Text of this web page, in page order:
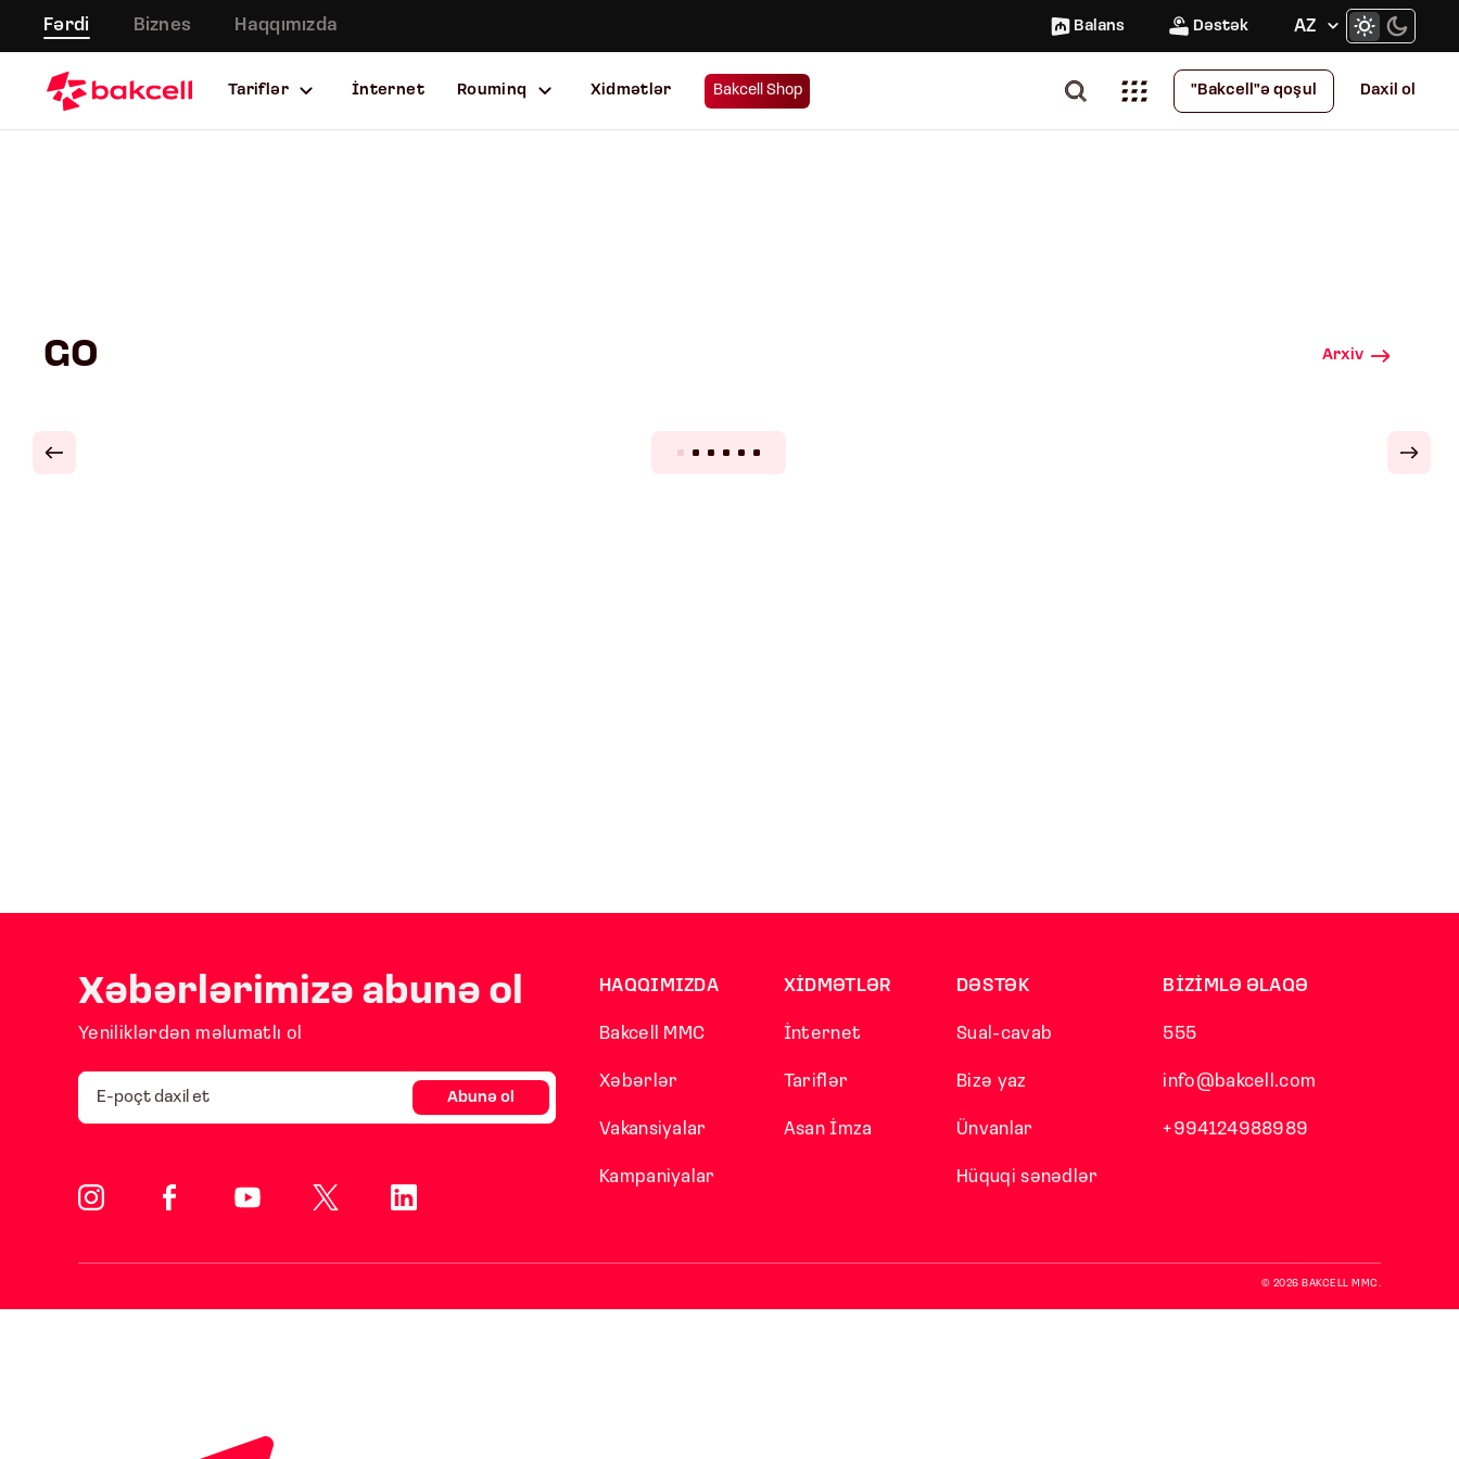
Fərdi Biznes Haqqımızda Balans Dəstək AZ
Tariflər İnternet Rouminq Xidmətlər Bakcell Shop "Bakcell"ə qoşul Daxil ol
GO Arxiv
Xəbərlərimizə abunə ol
Yeniliklərdən məlumatlı ol
Abunə ol
HAQQIMIZDA
Bakcell MMC
Xəbərlər
Vakansiyalar
Kampaniyalar
XİDMƏTLƏR
İnternet
Tariflər
Asan İmza
DƏSTƏK
Sual-cavab
Bizə yaz
Ünvanlar
Hüquqi sənədlər
BİZİMLƏ ƏLAQƏ
555
info@bakcell.com
+994124988989
© 2026 BAKCELL MMC.